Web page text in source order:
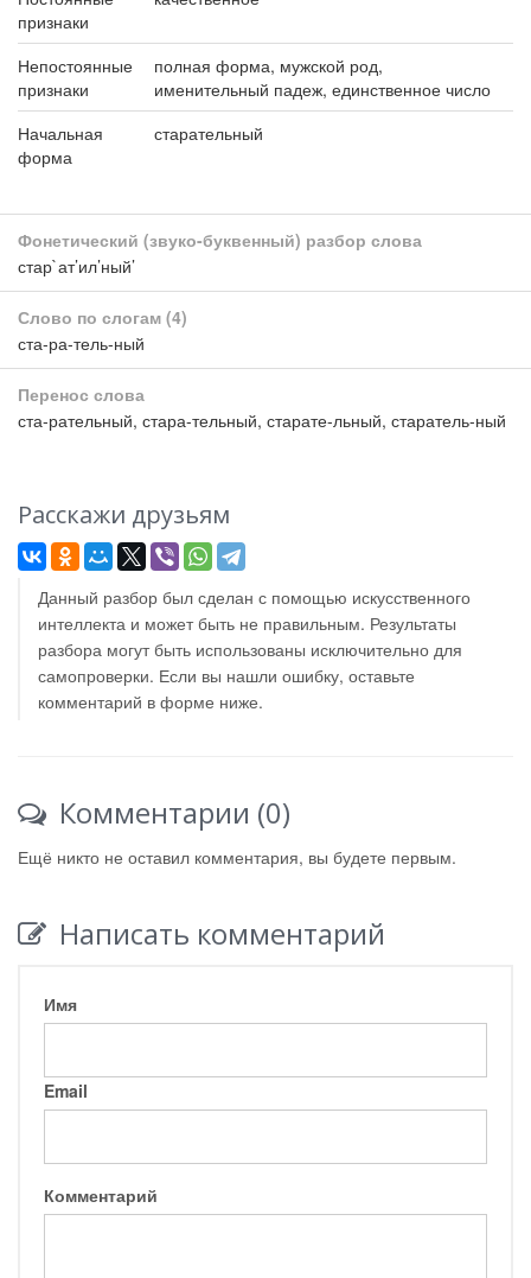
признаки
Непостоянные
признаки
полная форма, мужской род,
именительный падеж, единственное число
Начальная
форма
старательный
Фонетический (звуко-буквенный) разбор слова
стар`ат’ил’ный’
Слово по слогам (4)
ста-ра-тель-ный
Перенос слова
ста-рательный, стара-тельный, старате-льный, старатель-ный
Расскажи друзьям
Данный разбор был сделан с помощью искусственного
интеллекта и может быть не правильным. Результаты
разбора могут быть использованы исключительно для
самопроверки. Если вы нашли ошибку, оставьте
комментарий в форме ниже.
Комментарии (0)
Ещё никто не оставил комментария, вы будете первым.
Написать комментарий
Имя
Email
Комментарий